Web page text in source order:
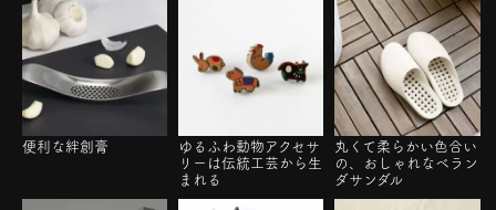
便利な絆創膏
ゆるふわ動物アクセサ
リーは伝統工芸から生
まれる
丸くて柔らかい色合い
の、おしゃれなベラン
ダサンダル